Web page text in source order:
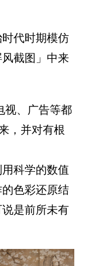
代时期模仿
截图」中来
视、广告等都
，并对有根
科学的数值
色彩还原结
是前所未有